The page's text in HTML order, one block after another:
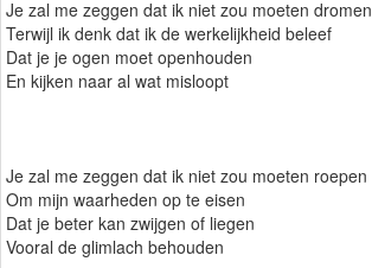
Je zal me zeggen dat ik niet zou moeten dromen
Terwijl ik denk dat ik de werkelijkheid beleef
Dat je je ogen moet openhouden
En kijken naar al wat misloopt
Je zal me zeggen dat ik niet zou moeten roepen
Om mijn waarheden op te eisen
Dat je beter kan zwijgen of liegen
Vooral de glimlach behouden